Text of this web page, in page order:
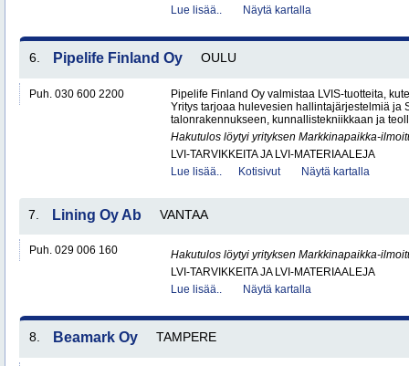
Lue lisää..
Näytä kartalla
6. Pipelife Finland Oy OULU
Puh. 030 600 2200
Pipelife Finland Oy valmistaa LVIS-tuotteita,
Yritys tarjoaa hulevesien hallintajärjestelmiä ja
talonrakennukseen, kunnallistekniikkaan ja
Hakutulos löytyi yrityksen Markkinapaikka-
LVI-TARVIKKEITA JA LVI-MATERIAALEJA
Lue lisää..
Kotisivut Näytä kartalla
7. Lining Oy Ab VANTAA
Puh. 029 006 160
Hakutulos löytyi yrityksen Markkinapaikka-
LVI-TARVIKKEITA JA LVI-MATERIAALEJA
Lue lisää..
Näytä kartalla
8. Beamark Oy TAMPERE